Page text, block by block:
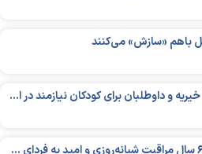
روایت ۶۰ سال همکاری دانشگاه، خیریه و داوطلبان برای کودکان نیازمند در استرالیا
مادری در تکاپوی زیستن؛ روایت ۶ سال مراقبت شبانه‌روزی و امید به فردای «نورا»